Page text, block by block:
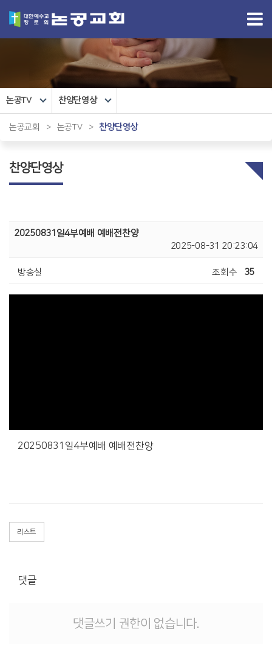
논공TV 찬양단영상
논공교회 > 논공TV > 찬양단영상
찬양단영상
20250831일4부예배 예배전찬양
2025-08-31 20:23:04
방송실 조회수 35
20250831일4부예배 예배전찬양
리스트
댓글
댓글쓰기 권한이 없습니다.